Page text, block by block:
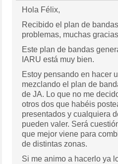
Hola Félix,
Recibido el plan de
problemas, muchas
Este plan de bandas
IARU está muy bien.
Estoy pensando en hacer
mezclando el plan de
de JA. Lo que no me
otros dos que habéis
presentados y cualquiera
pueden valer. Será
que mejor viene para
de distintas zonas.
Si me animo a hacerlo ya